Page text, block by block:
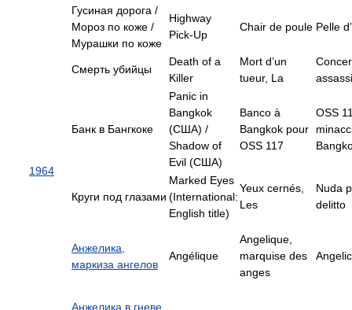
Гусиная дорога /
Мороз по коже /
Мурашки по коже
Highway
Pick-Up
Chair de poule Pelle
1964
Смерть убийцы
Death of a
Killer
Mort d’un
tueur, La
Банк в Бангкоке
Panic in
Bangkok
(США) /
Shadow of
Evil (США)
Banco à
Bangkok pour
OSS 117
OSS
Круги под глазами
Marked Eyes
(International:
English title)
Yeux cernés,
Les
Nuda
delitto
Анжелика,
маркиза ангелов
Angélique
Angelique,
marquise des
anges
Анжелика в гневе